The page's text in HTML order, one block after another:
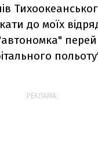
до моїх
РЕКЛАМА: